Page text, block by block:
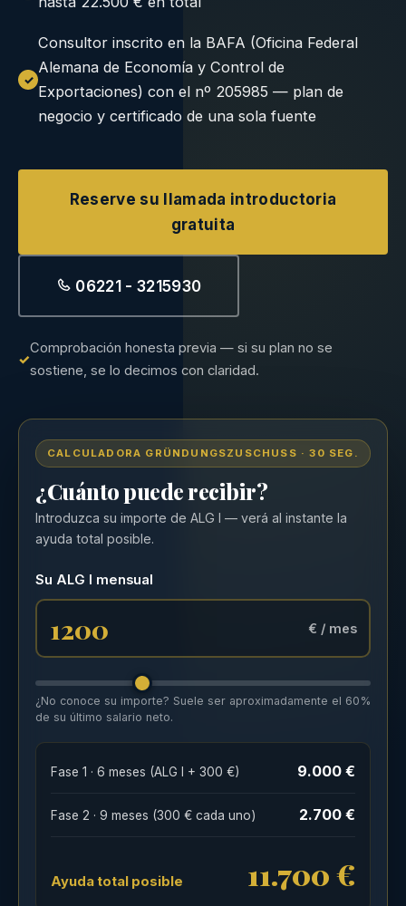
Consultor inscrito en la BAFA (Oficina Federal
Alemana de Economía y Control de
Exportaciones) con el nº 205985 — plan de
negocio y certificado de una sola fuente
Reserve su llamada introductoria
gratuita
06221 - 3215930
Comprobación honesta previa — si su plan no se
sostiene, se lo decimos con claridad.
CALCULADORA GRÜNDUNGSZUSCHUSS · 30 SEG.
¿Cuánto puede recibir?
Introduzca su importe de ALG I — verá al instante la
ayuda total posible.
Su ALG I mensual
€ / mes
¿No conoce su importe? Suele ser aproximadamente el 60%
de su último salario neto.
Fase 1 · 6 meses (ALG I + 300 €) 9.000 €
Fase 2 · 9 meses (300 € cada uno) 2.700 €
Ayuda total posible 11.700 €